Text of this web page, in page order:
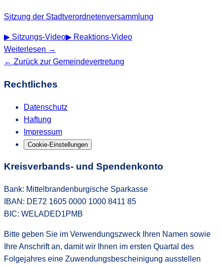
Sitzung der Stadtverordnetenversammlung
▶ Sitzungs-Video▶ Reaktions-Video
Weiterlesen →
← Zurück zur Gemeindevertretung
Rechtliches
Datenschutz
Haftung
Impressum
Cookie-Einstellungen
Kreisverbands- und Spendenkonto
Bank: Mittelbrandenburgische Sparkasse
IBAN: DE72 1605 0000 1000 8411 85
BIC: WELADED1PMB
Bitte geben Sie im Verwendungszweck Ihren Namen sowie
Ihre Anschrift an, damit wir Ihnen im ersten Quartal des
Folgejahres eine Zuwendungsbescheinigung ausstellen